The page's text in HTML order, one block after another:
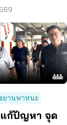
ยานพาหนะ
แก้ปัญหา จุด